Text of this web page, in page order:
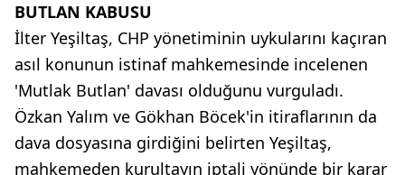
BUTLAN KABUSU
İlter Yeşiltaş, CHP yönetiminin uykularını kaçıran
asıl konunun istinaf mahkemesinde incelenen
'Mutlak Butlan' davası olduğunu vurguladı.
Özkan Yalım ve Gökhan Böcek'in itiraflarının da
dava dosyasına girdiğini belirten Yeşiltaş,
mahkemeden kurultayın iptali yönünde bir karar